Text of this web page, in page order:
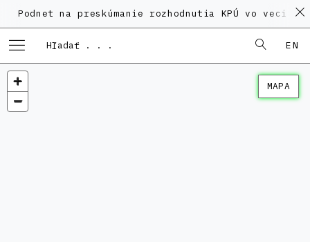
na preskúmanie rozhodnutia KPÚ vo veci
EN
MAPA